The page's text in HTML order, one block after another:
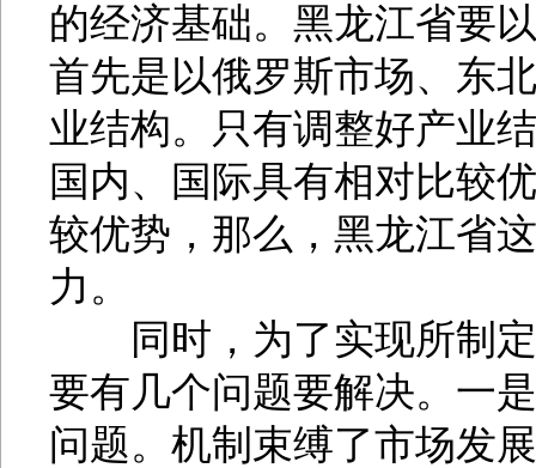
的经济基础。黑龙江省要
首先是以俄罗斯市场、东
业结构。只有调整好产业
国内、国际具有相对比较
较优势，那么，黑龙江省
力。
同时，为了实现所制定
要有几个问题要解决。一
问题。机制束缚了市场发